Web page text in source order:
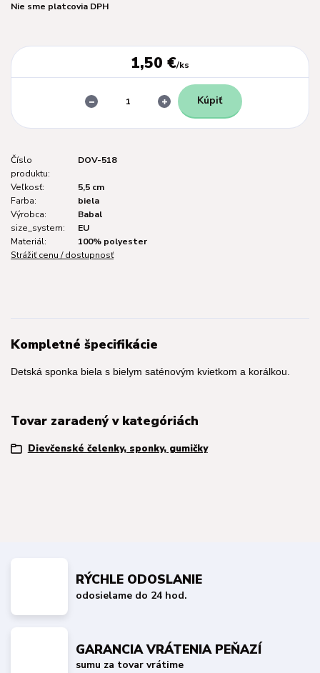
Nie sme platcovia DPH
1,50 €/ks
Kúpiť
Číslo
produktu:
DOV-518
Veľkosť:
5,5 cm
Farba:
biela
Výrobca:
Babal
size_system:
EU
Materiál:
100% polyester
Strážiť cenu / dostupnosť
Kompletné špecifikácie
Detská sponka biela s bielym saténovým kvietkom a korálkou.
Tovar zaradený v kategóriách
Dievčenské čelenky, sponky, gumičky
RÝCHLE ODOSLANIE
odosielame do 24 hod.
GARANCIA VRÁTENIA PEŇAZÍ
sumu za tovar vrátime